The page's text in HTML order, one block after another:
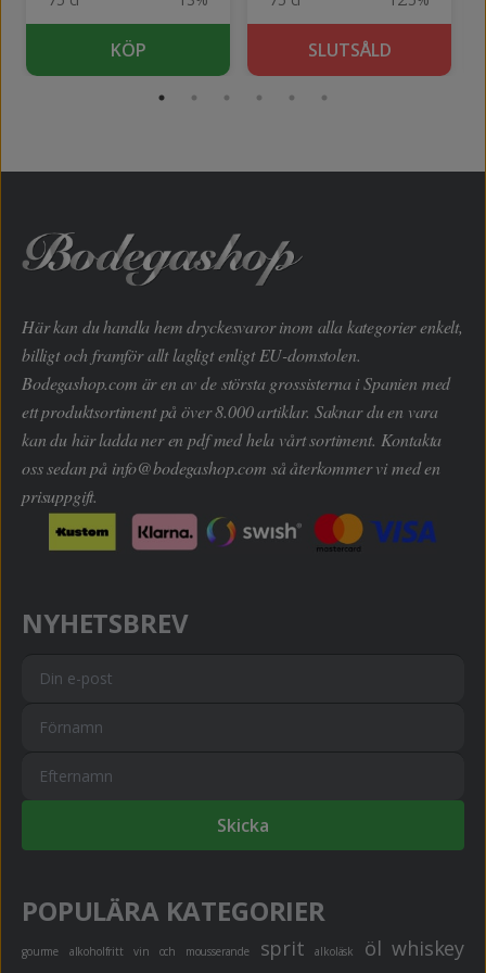
KÖP SLUTSÅLD
Här kan du handla hem dryckesvaror inom alla kategorier enkelt,
billigt och framför allt lagligt enligt EU-domstolen.
Bodegashop.com är en av de största grossisterna i Spanien med
ett produktsortiment på över 8.000 artiklar. Saknar du en vara
kan du här ladda ner en pdf med hela vårt sortiment. Kontakta
oss sedan på info@bodegashop.com så återkommer vi med en
prisuppgift.
NYHETSBREV
Skicka
POPULÄRA KATEGORIER
gourme alkoholfritt vin och mousserande sprit alkoläsk öl whiskey